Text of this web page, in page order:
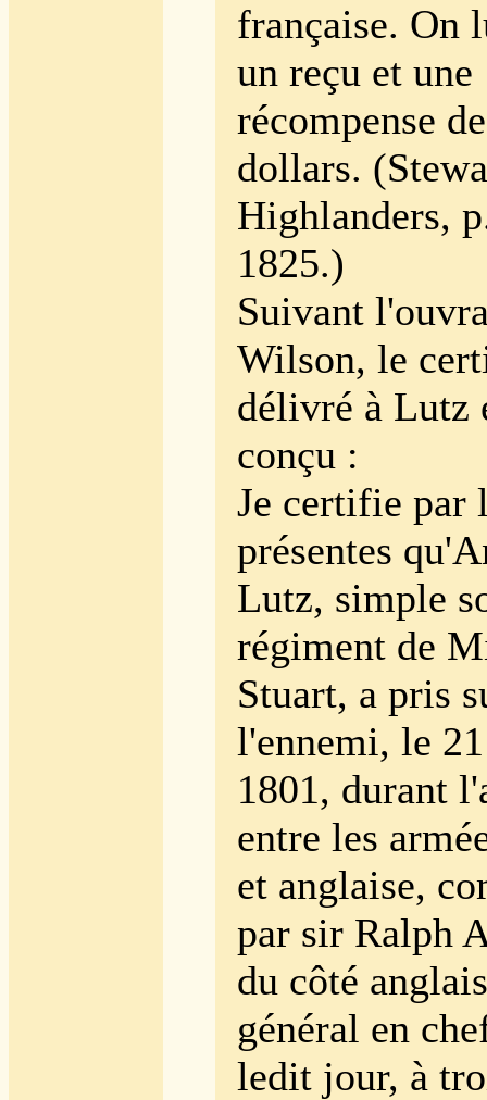
française. On
un reçu et une
récompense
dollars.
Highlanders,
1825.)
Suivant
Wilson, le
délivré à Lutz
conçu :
Je certifie par
présentes
Lutz, simple
régiment de
Stuart, a pris
l'ennemi, le
1801, durant
entre les
et anglaise,
par sir Ralph
du côté
général en
ledit jour, à